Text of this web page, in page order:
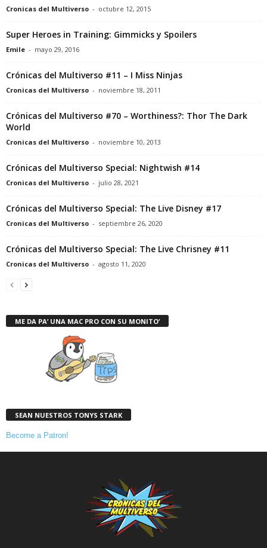
Cronicas del Multiverso - octubre 12, 2015
Super Heroes in Training: Gimmicks y Spoilers
Emile - mayo 29, 2016
Crónicas del Multiverso #11 – I Miss Ninjas
Cronicas del Multiverso - noviembre 18, 2011
Crónicas del Multiverso #70 – Worthiness?: Thor The Dark
World
Cronicas del Multiverso - noviembre 10, 2013
Crónicas del Multiverso Special: Nightwish #14
Cronicas del Multiverso - julio 28, 2021
Crónicas del Multiverso Special: The Live Disney #17
Cronicas del Multiverso - septiembre 26, 2020
Crónicas del Multiverso Special: The Live Chrisney #11
Cronicas del Multiverso - agosto 11, 2020
ME DA PA’ UNA MAC PRO CON SU MONITO’
SEAN NUESTROS TONYS STARK
Become a Patron!